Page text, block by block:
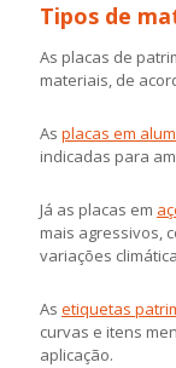
Tipos de
As placas de
materiais, de
As placas em
indicadas para
Já as placas em
mais agressivos,
variações
As etiquetas
curvas e itens
aplicação.